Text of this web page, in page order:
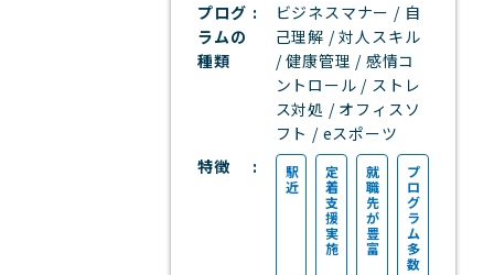
プログ
ラムの
種類
ビジネスマナー / 自
己理解 / 対人スキル
/ 健康管理 / 感情コ
ントロール / ストレ
ス対処 / オフィスソ
フト / eスポーツ
特徴
駅
近
定
着
支
援
実
施
就
職
先
が
豊
富
プ
ロ
グ
ラ
ム
多
数